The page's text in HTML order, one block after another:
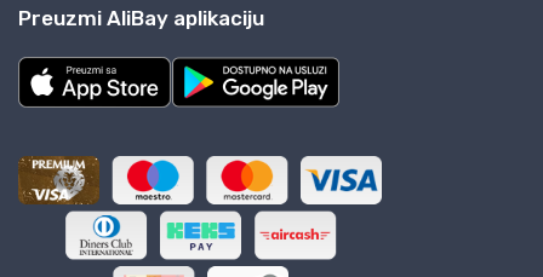
Preuzmi AliBay aplikaciju